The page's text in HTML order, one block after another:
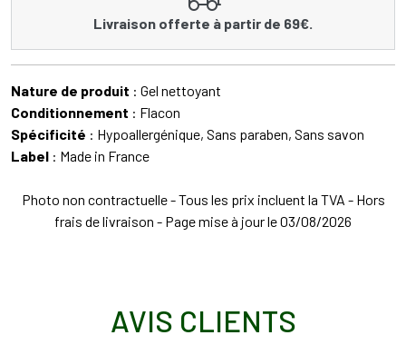
Livraison offerte à partir de 69€.
Nature de produit : Gel nettoyant
Conditionnement : Flacon
Spécificité : Hypoallergénique, Sans paraben, Sans savon
Label : Made in France
Photo non contractuelle - Tous les prix incluent la TVA - Hors
frais de livraison - Page mise à jour le 03/08/2026
AVIS CLIENTS